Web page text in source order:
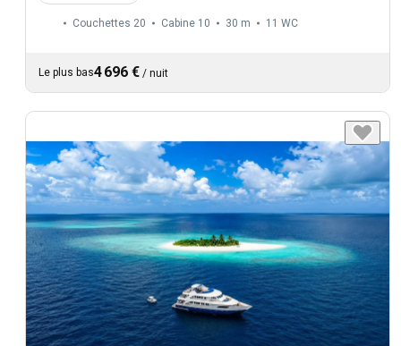
Couchettes 20 Cabine 10 30 m 11 WC
Le plus bas4 696 € / nuit